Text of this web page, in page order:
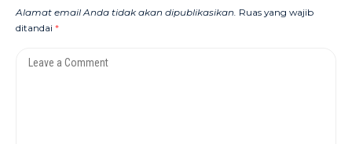
Alamat email Anda tidak akan dipublikasikan. Ruas yang wajib
ditandai *